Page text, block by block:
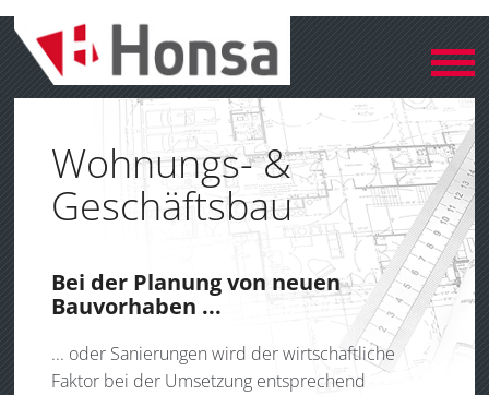
Wohnungs- &
Geschäftsbau
Bei der Planung von neuen
Bauvorhaben ...
... oder Sanierungen wird der wirtschaftliche
Faktor bei der Umsetzung entsprechend